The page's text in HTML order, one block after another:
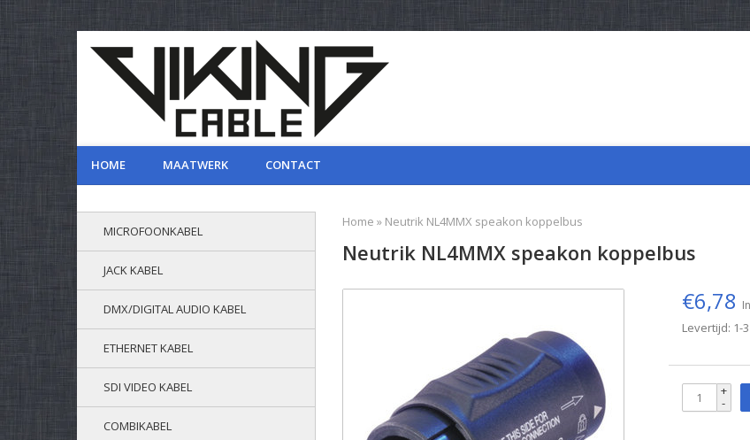
HOME MAATWERK CONTACT
MICROFOONKABEL
JACK KABEL
DMX/DIGITAL AUDIO KABEL
ETHERNET KABEL
SDI VIDEO KABEL
COMBIKABEL
Home » Neutrik NL4MMX speakon koppelbus
Neutrik NL4MMX speakon koppelbus
€6,78
Levertijd: 1-
+
-